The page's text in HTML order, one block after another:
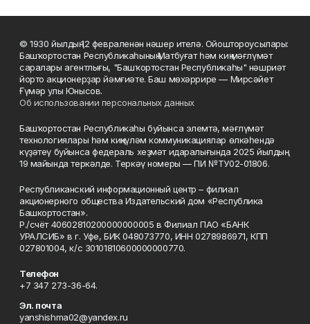
© 1930 йылдың 12 февраленән нәшер ителә. Ойоштороусылары:
Башҡортостан Республикаһының Матбуғат һәм киң мәғлүмәт
саралары агентлығы, "Башҡортостан Республикаһы" нәшриәт
йорто акционерҙар йәмғиәте. Баш мөхәррире — Мирсәйет
Ғүмәр улы Юнысов.
Об использовании персональных данных
Башҡортостан Республикаһы буйынса элемтә, мәғлүмәт
технологиялары һәм киңкүләм коммуникациялар өлкәһендә
күҙәтеү буйынса федераль хеҙмәт идаралығында 2025 йылдың
19 майында теркәлде. Теркәү номеры — ПИ №ТУ02-01806.
Республиканский информационный центр – филиал
акционерного общества Издательский дом «Республика
Башкортостан».
Р./счёт 40602810200000000005 в Филиал ПАО «БАНК
УРАЛСИБ» в г. Уфе, БИК 048073770, ИНН 0278986971, КПП
027801004, к/с 30101810600000000770.
Телефон
+7 347 273-36-64.
Эл. почта
yanshishma02@yandex.ru